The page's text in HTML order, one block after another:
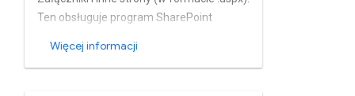
obsługuje uwierzytelnianie sfederowane
Ten obsługuje program SharePoint
365. Wykorzystuje interfejs Sharepoint
Więcej informacji